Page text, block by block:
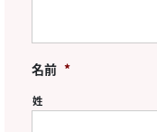
名前 *
姓